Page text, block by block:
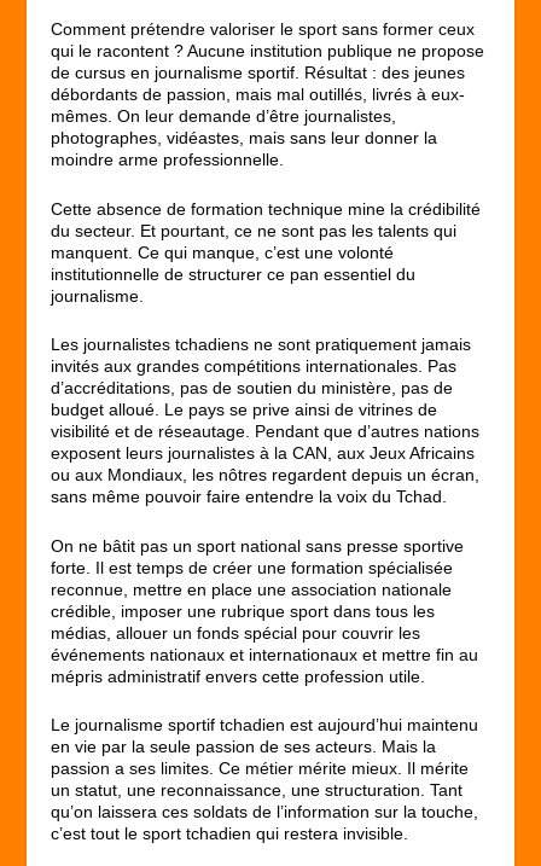
Comment prétendre valoriser le sport sans former ceux
qui le racontent ? Aucune institution publique ne propose
de cursus en journalisme sportif. Résultat : des jeunes
débordants de passion, mais mal outillés, livrés à eux-
mêmes. On leur demande d’être journalistes,
photographes, vidéastes, mais sans leur donner la
moindre arme professionnelle.
Cette absence de formation technique mine la crédibilité
du secteur. Et pourtant, ce ne sont pas les talents qui
manquent. Ce qui manque, c’est une volonté
institutionnelle de structurer ce pan essentiel du
journalisme.
Les journalistes tchadiens ne sont pratiquement jamais
invités aux grandes compétitions internationales. Pas
d’accréditations, pas de soutien du ministère, pas de
budget alloué. Le pays se prive ainsi de vitrines de
visibilité et de réseautage. Pendant que d’autres nations
exposent leurs journalistes à la CAN, aux Jeux Africains
ou aux Mondiaux, les nôtres regardent depuis un écran,
sans même pouvoir faire entendre la voix du Tchad.
On ne bâtit pas un sport national sans presse sportive
forte. Il est temps de créer une formation spécialisée
reconnue, mettre en place une association nationale
crédible, imposer une rubrique sport dans tous les
médias, allouer un fonds spécial pour couvrir les
événements nationaux et internationaux et mettre fin au
mépris administratif envers cette profession utile.
Le journalisme sportif tchadien est aujourd’hui maintenu
en vie par la seule passion de ses acteurs. Mais la
passion a ses limites. Ce métier mérite mieux. Il mérite
un statut, une reconnaissance, une structuration. Tant
qu’on laissera ces soldats de l’information sur la touche,
c’est tout le sport tchadien qui restera invisible.